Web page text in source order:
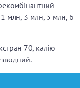
1 млн, 3 млн, 5 млн, 6
70, калію